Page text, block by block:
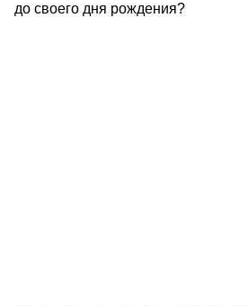
до своего дня рождения?